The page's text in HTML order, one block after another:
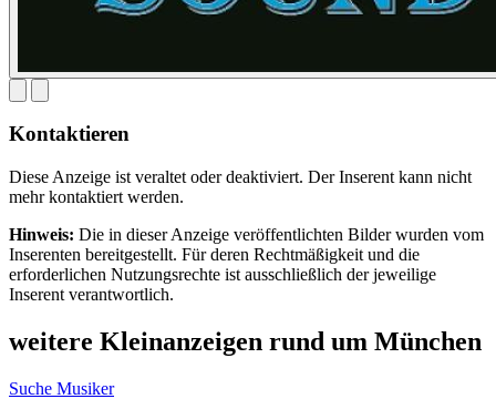
Kontaktieren
Diese Anzeige ist veraltet oder deaktiviert. Der Inserent kann nicht
mehr kontaktiert werden.
Hinweis: Die in dieser Anzeige veröffentlichten Bilder wurden vom
Inserenten bereitgestellt. Für deren Rechtmäßigkeit und die
erforderlichen Nutzungsrechte ist ausschließlich der jeweilige
Inserent verantwortlich.
weitere Kleinanzeigen rund um München
Suche Musiker